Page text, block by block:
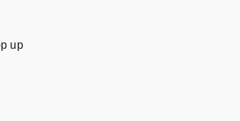
up